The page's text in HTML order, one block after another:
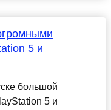
5 и
большой
5 и